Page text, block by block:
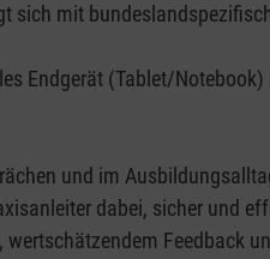
sich mit
Endgerät (Tablet/Notebook)
und im
dabei, sicher und
wertschätzendem Feedback